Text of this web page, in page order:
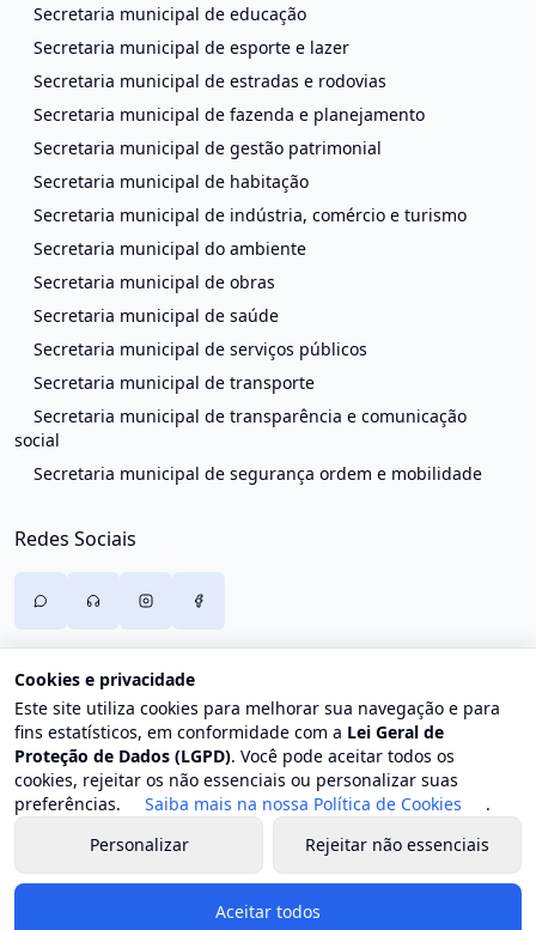
Secretaria municipal de educação
Secretaria municipal de esporte e lazer
Secretaria municipal de estradas e rodovias
Secretaria municipal de fazenda e planejamento
Secretaria municipal de gestão patrimonial
Secretaria municipal de habitação
Secretaria municipal de indústria, comércio e turismo
Secretaria municipal do ambiente
Secretaria municipal de obras
Secretaria municipal de saúde
Secretaria municipal de serviços públicos
Secretaria municipal de transporte
Secretaria municipal de transparência e comunicação
social
Secretaria municipal de segurança ordem e mobilidade
Redes Sociais
© 2026 Prefeitura de Trajano de Moraes. Todos os direitos
reservados.
Cookies e privacidade
Este site utiliza cookies para melhorar sua navegação e para
fins estatísticos, em conformidade com a Lei Geral de
Proteção de Dados (LGPD). Você pode aceitar todos os
cookies, rejeitar os não essenciais ou personalizar suas
preferências.
Saiba mais na nossa Política de Cookies
.
Personalizar
Rejeitar não essenciais
Aceitar todos